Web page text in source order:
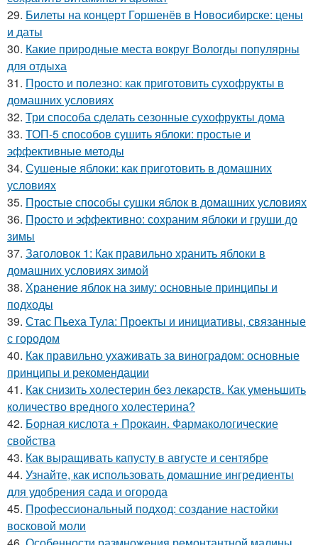
29. Билеты на концерт Горшенёв в Новосибирске: цены
и даты
30. Какие природные места вокруг Вологды популярны
для отдыха
31. Просто и полезно: как приготовить сухофрукты в
домашних условиях
32. Три способа сделать сезонные сухофрукты дома
33. ТОП-5 способов сушить яблоки: простые и
эффективные методы
34. Сушеные яблоки: как приготовить в домашних
условиях
35. Простые способы сушки яблок в домашних условиях
36. Просто и эффективно: сохраним яблоки и груши до
зимы
37. Заголовок 1: Как правильно хранить яблоки в
домашних условиях зимой
38. Хранение яблок на зиму: основные принципы и
подходы
39. Стас Пьеха Тула: Проекты и инициативы, связанные
с городом
40. Как правильно ухаживать за виноградом: основные
принципы и рекомендации
41. Как снизить холестерин без лекарств. Как уменьшить
количество вредного холестерина?
42. Борная кислота + Прокаин. Фармакологические
свойства
43. Как выращивать капусту в августе и сентябре
44. Узнайте, как использовать домашние ингредиенты
для удобрения сада и огорода
45. Профессиональный подход: создание настойки
восковой моли